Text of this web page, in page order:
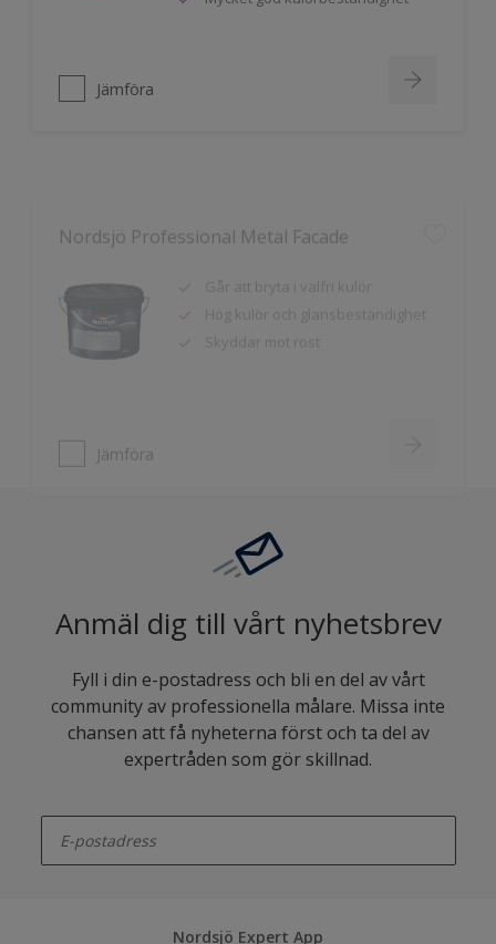
Skyddar mot rost
Anmäl dig till vårt nyhetsbrev
Fyll i din e-postadress och bli en del av vårt
community av professionella målare. Missa inte
chansen att få nyheterna först och ta del av
expertråden som gör skillnad.
Nordsjö Expert App